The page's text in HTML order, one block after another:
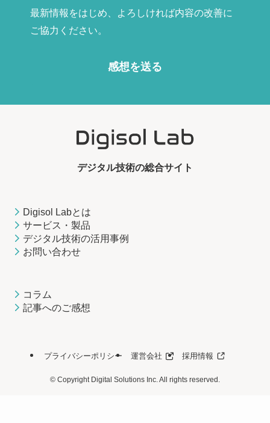
最新情報をはじめ、よろしければ内容の改善に
ご協力ください。
感想を送る
デジタル技術の総合サイト
Digisol Labとは
サービス・製品
デジタル技術の活用事例
お問い合わせ
コラム
記事へのご感想
プライバシーポリシー 運営会社 採用情報
© Copyright Digital Solutions Inc. All rights reserved.